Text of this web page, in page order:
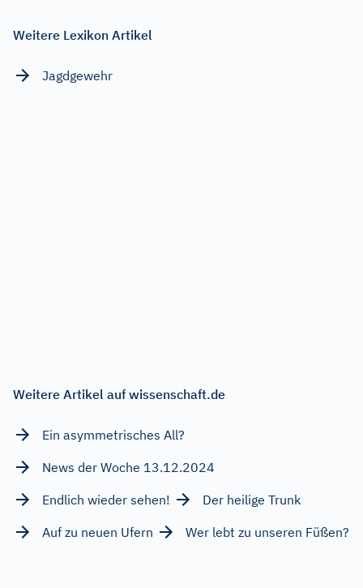
Weitere Lexikon Artikel
Jagdgewehr
Weitere Artikel auf wissenschaft.de
Ein asymmetrisches All?
News der Woche 13.12.2024
Endlich wieder sehen!
Der heilige Trunk
Auf zu neuen Ufern
Wer lebt zu unseren Füßen?